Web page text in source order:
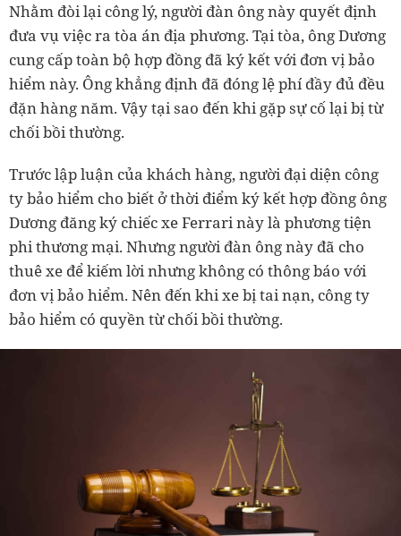
Nhằm đòi lại công lý, người đàn ông này quyết định
đưa vụ việc ra tòa án địa phương. Tại tòa, ông Dương
cung cấp toàn bộ hợp đồng đã ký kết với đơn vị bảo
hiểm này. Ông khẳng định đã đóng lệ phí đầy đủ đều
đặn hàng năm. Vậy tại sao đến khi gặp sự cố lại bị từ
chối bồi thường.
Trước lập luận của khách hàng, người đại diện công
ty bảo hiểm cho biết ở thời điểm ký kết hợp đồng ông
Dương đăng ký chiếc xe Ferrari này là phương tiện
phi thương mại. Nhưng người đàn ông này đã cho
thuê xe để kiếm lời nhưng không có thông báo với
đơn vị bảo hiểm. Nên đến khi xe bị tai nạn, công ty
bảo hiểm có quyền từ chối bồi thường.